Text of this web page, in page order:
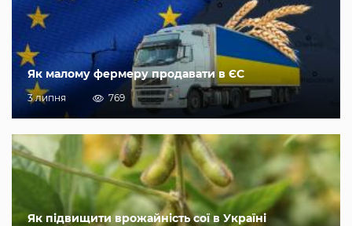
Як малому фермеру продавати в ЄС
3 липня 769
Як підвищити врожайність сої в Україні